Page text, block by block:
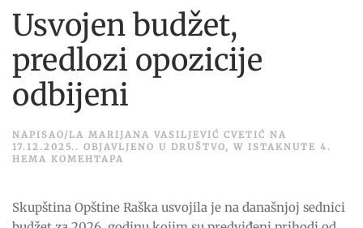
Usvojen budžet,
predlozi opozicije
odbijeni
NAPISAO/LA MARIJANA VASILJEVIĆ CVETIĆ NA
17.12.2025. . OBJAVLJENO U DRUŠTVO, W ISTAKNUTE 4 .
НЕМА КОМЕНТАРА
OPOZICIJE
ODBIJENI
Skupština Opštine Raška usvojila je na današnjoj sednici